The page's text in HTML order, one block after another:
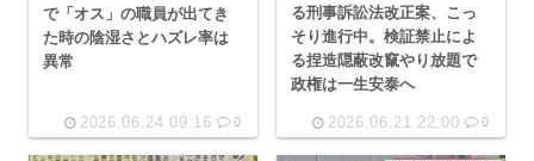
で「オス」の職員が出てき
た時の陰湿さとハズレ率は
異常
2026.06.24 09:16 0
る刑事訴訟法改正案、こっ
そり進行中。検証禁止によ
る捏造隠蔽改竄やり放題で
政権は一生安泰へ
2026.06.21 22:00 0